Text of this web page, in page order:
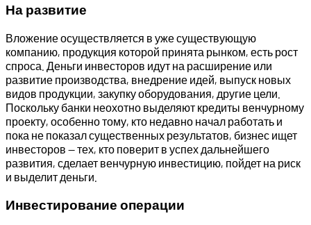
На развитие
Вложение осуществляется в уже существующую
компанию, продукция которой принята рынком, есть рост
спроса. Деньги инвесторов идут на расширение или
развитие производства, внедрение идей, выпуск новых
видов продукции, закупку оборудования, другие цели.
Поскольку банки неохотно выделяют кредиты венчурному
проекту, особенно тому, кто недавно начал работать и
пока не показал существенных результатов, бизнес ищет
инвесторов — тех, кто поверит в успех дальнейшего
развития, сделает венчурную инвестицию, пойдет на риск
и выделит деньги.
Инвестирование операции